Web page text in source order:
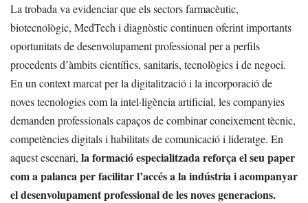
La trobada va evidenciar que els sectors farmacèutic,
biotecnològic, MedTech i diagnòstic continuen oferint importants
oportunitats de desenvolupament professional per a perfils
procedents d’àmbits científics, sanitaris, tecnològics i de negoci.
En un context marcat per la digitalització i la incorporació de
noves tecnologies com la intel·ligència artificial, les companyies
demanden professionals capaços de combinar coneixement tècnic,
competències digitals i habilitats de comunicació i lideratge. En
aquest escenari, la formació especialitzada reforça el seu paper
com a palanca per facilitar l’accés a la indústria i acompanyar
el desenvolupament professional de les noves generacions.